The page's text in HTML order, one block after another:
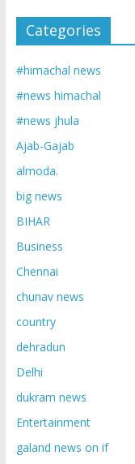
Categories
#himachal news
#news himachal
#news jhula
Ajab-Gajab
almoda.
big news
BIHAR
Business
Chennai
chunav news
country
dehradun
Delhi
dukram news
Entertainment
galand news on if